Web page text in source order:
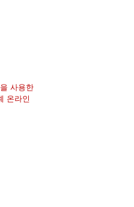
사용한
온라인